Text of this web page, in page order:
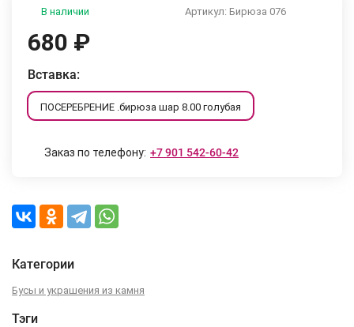
Артикул: Бирюза 076
В наличии
680 ₽
Вставка:
ПОСЕРЕБРЕНИЕ .бирюза шар 8.00 голубая
Заказ по телефону: +7 901 542-60-42
Категории
Бусы и украшения из камня
Тэги